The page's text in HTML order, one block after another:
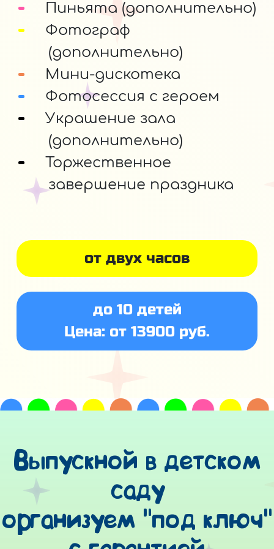
от двух часов
до 10 детей
Цена: от 13900 руб.
Пиньята (дополнительно)
Фотограф
(дополнительно)
Мини-дискотека
Фотосессия с героем
Украшение зала
(дополнительно)
Торжественное
завершение праздника
Выпускной в детском
саду
организуем "под ключ"